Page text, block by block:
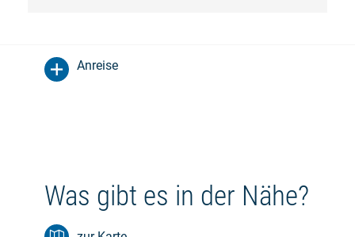
Anreise
Was gibt es in der Nähe?